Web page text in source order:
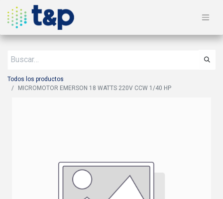
Todos los productos
MICROMOTOR EMERSON 18 WATTS 220V CCW 1/40 HP